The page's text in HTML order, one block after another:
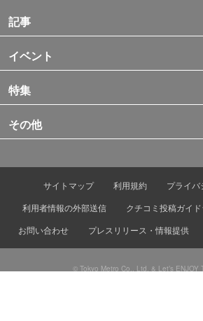
記事
イベント
特集
その他
サイトマップ 利用規約
プライバ
利用者情報の外部送信
クチコミ投稿ガイ
お問い合わせ
プレスリリース・情報提供
© Tokyo Metro Co., Ltd. & Let’s ENJOY